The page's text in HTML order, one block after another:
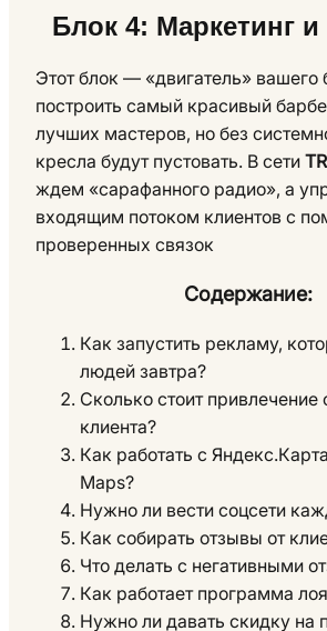
Блок 4: Маркетинг
Этот блок — «двигатель»
построить самый красивый
лучших мастеров, но без
кресла будут пустовать. В сети
ждем «сарафанного радио», а
входящим потоком клиентов с
проверенных связок
Содержание:
Как запустить рекламу,
людей завтра?
Сколько стоит привлечение
клиента?
Как работать с
Maps?
Нужно ли вести соцсети
Как собирать отзывы от
Что делать с негативными
Как работает программа
Нужно ли давать скидку на